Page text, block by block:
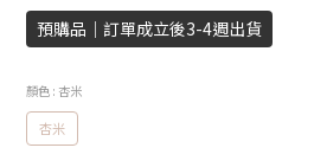
預購品｜訂單成立後3-4週出貨
顏色 : 杏米
杏米